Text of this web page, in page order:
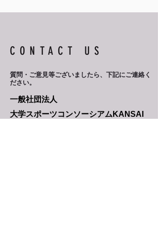
CONTACT US
質問・ご意見等ございましたら、 下記にご連絡く
ださい。
一般社団法人
​大学スポーツコンソーシアムKANSAI